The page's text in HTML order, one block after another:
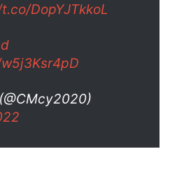
DopYJTkkoL